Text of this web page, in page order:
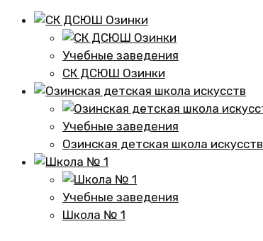
Учебные заведения
СК ДСЮШ Озинки
Учебные заведения
Озинская детская школа искусств
Учебные заведения
Школа № 1